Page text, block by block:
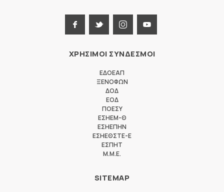
ΧΡΗΣΙΜΟΙ ΣΥΝΔΕΣΜΟΙ
ΕΔΟΕΑΠ
ΞΕΝΟΦΩΝ
ΔΟΔ
ΕΟΔ
ΠΟΕΣΥ
ΕΣΗΕΜ-Θ
ΕΣΗΕΠΗΝ
ΕΣΗΕΘΣΤΕ-Ε
ΕΣΠΗΤ
M.M.E.
SITEMAP